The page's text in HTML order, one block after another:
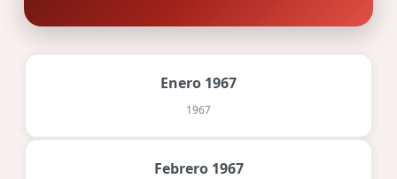
Enero 1967
1967
Febrero 1967